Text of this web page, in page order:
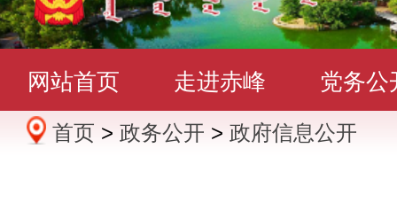
网站首页 走进赤峰 党务公
办事服务 政民互动 数据发
首页 > 政务公开 > 政府信息公开